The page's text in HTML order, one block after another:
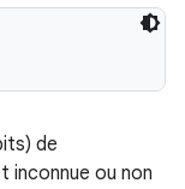
de
inconnue ou non